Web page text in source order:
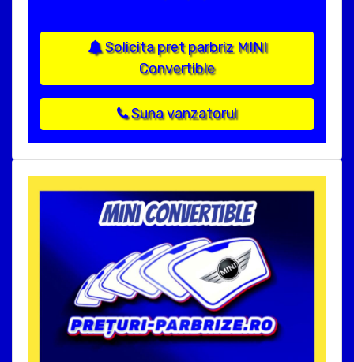
Solicita pret parbriz MINI
Convertible
Suna vanzatorul